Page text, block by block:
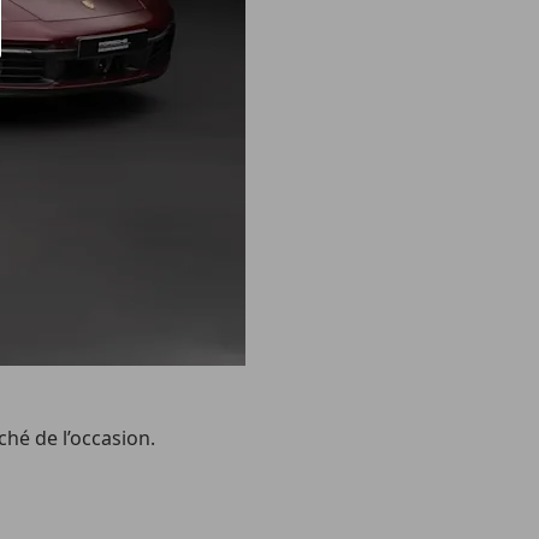
de l’occasion.